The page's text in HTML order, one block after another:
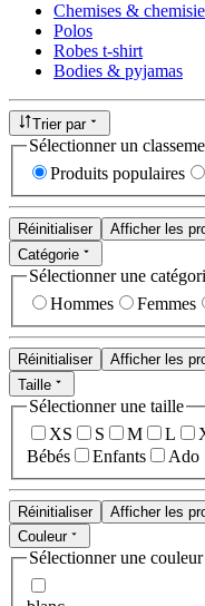
Chemises &
Polos
Robes t-shirt
Bodies & pyjamas
Trier par
Sélectionner un
Produits populaires
Réinitialiser
Afficher les
Catégorie
Sélectionner une
Hommes
Femmes
Réinitialiser
Afficher les
Taille
Sélectionner une taille
XS
S M L
Bébés
Enfants Ado
Réinitialiser
Afficher les
Couleur
Sélectionner une couleur